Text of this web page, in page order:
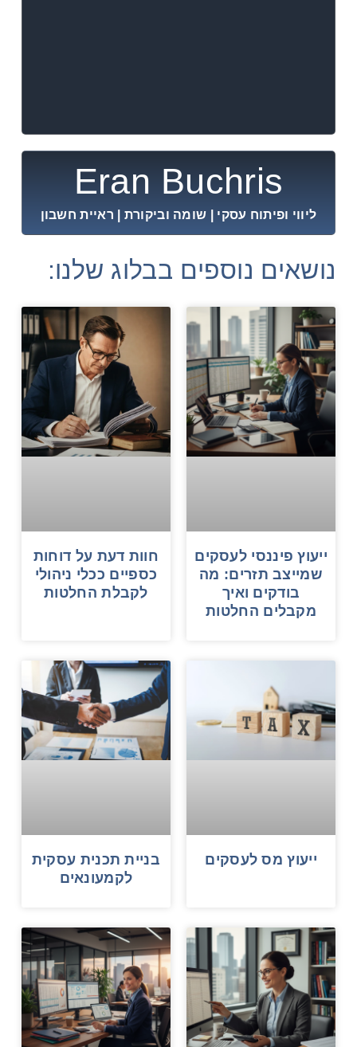
Eran Buchris
ליווי ופיתוח עסקי | שומה וביקורת | ראיית חשבון
נושאים נוספים בבלוג שלנו:
ייעוץ פיננסי לעסקים
שמייצב תזרים: מה
בודקים ואיך
מקבלים החלטות
חוות דעת על דוחות
כספיים ככלי ניהולי
לקבלת החלטות
ייעוץ מס לעסקים
בניית תכנית עסקית
לקמעונאים